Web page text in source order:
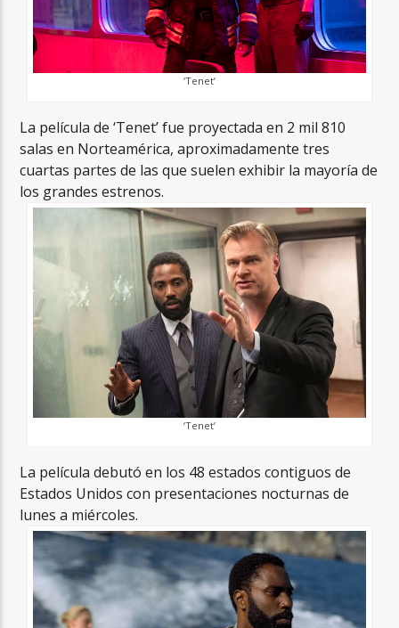
‘Tenet’
La película de ‘Tenet’ fue proyectada en 2 mil 810
salas en Norteamérica, aproximadamente tres
cuartas partes de las que suelen exhibir la mayoría de
los grandes estrenos.
‘Tenet’
La película debutó en los 48 estados contiguos de
Estados Unidos con presentaciones nocturnas de
lunes a miércoles.